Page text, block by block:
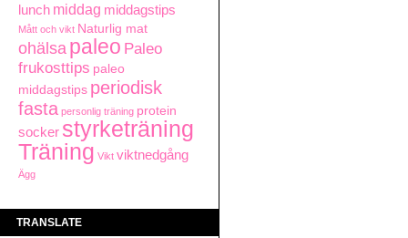
lunch middag middagstips
Mått och vikt Naturlig mat
ohälsa paleo Paleo
frukosttips paleo
middagstips periodisk
fasta personlig träning protein
socker styrketräning
Träning Vikt viktnedgång
Ägg
TRANSLATE